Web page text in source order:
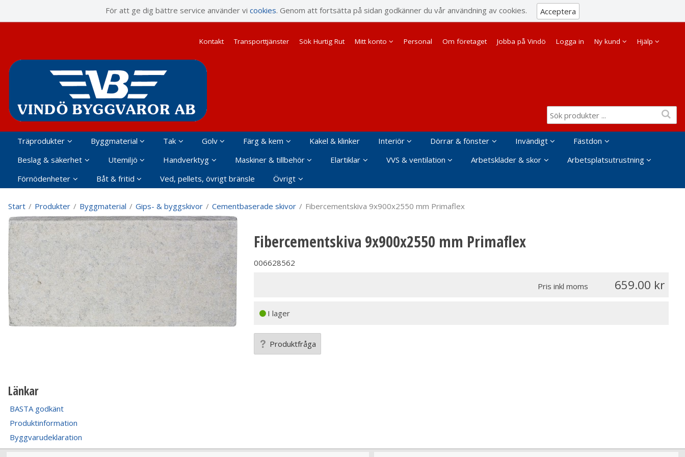
För att ge dig bättre service använder vi cookies. Genom att fortsätta på sidan godkänner du vår användning av cookies. Acceptera
Kontakt Transporttjänster Sök Hurtig Rut Mitt konto Personal Om företaget Jobba på Vindö Logga in Ny kund
Företag
Privat
Hjälp
Träprodukter Byggmaterial Tak Golv Färg & kem Kakel & klinker Interiör Dörrar & fönster Invändigt
Fästdon
Beslag & säkerhet
Utemiljö Handverktyg Maskiner & tillbehör Elartiklar VVS & ventilation Arbetskläder & skor
Arbetsplatsutrustning
Förnödenheter
Båt & fritid Ved, pellets, övrigt bränsle Övrigt
Start / Produkter / Byggmaterial / Gips- & byggskivor / Cementbaserade skivor / Fibercementskiva 9x900x2550 mm Primaflex
Fibercementskiva 9x900x2550 mm Primaflex
006628562
Pris inkl moms 659.00
I lager
Produktfråga
Länkar
BASTA godkänt
Produktinformation
Byggvarudeklaration